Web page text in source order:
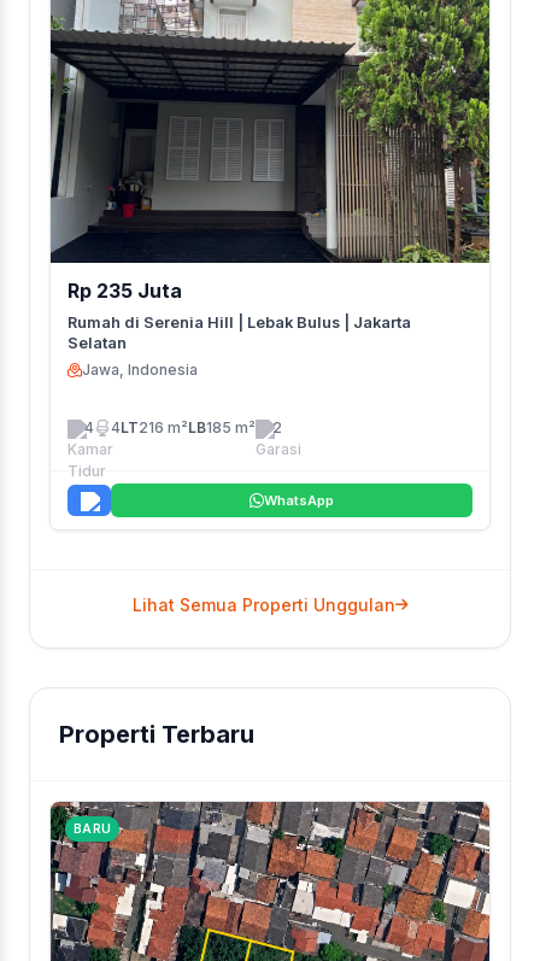
Rp 235 Juta
Rumah di Serenia Hill | Lebak Bulus | Jakarta
Selatan
Jawa, Indonesia
4 4LT216 m²LB185 m² 2
WhatsApp
Lihat Semua Properti Unggulan
Properti Terbaru
BARU